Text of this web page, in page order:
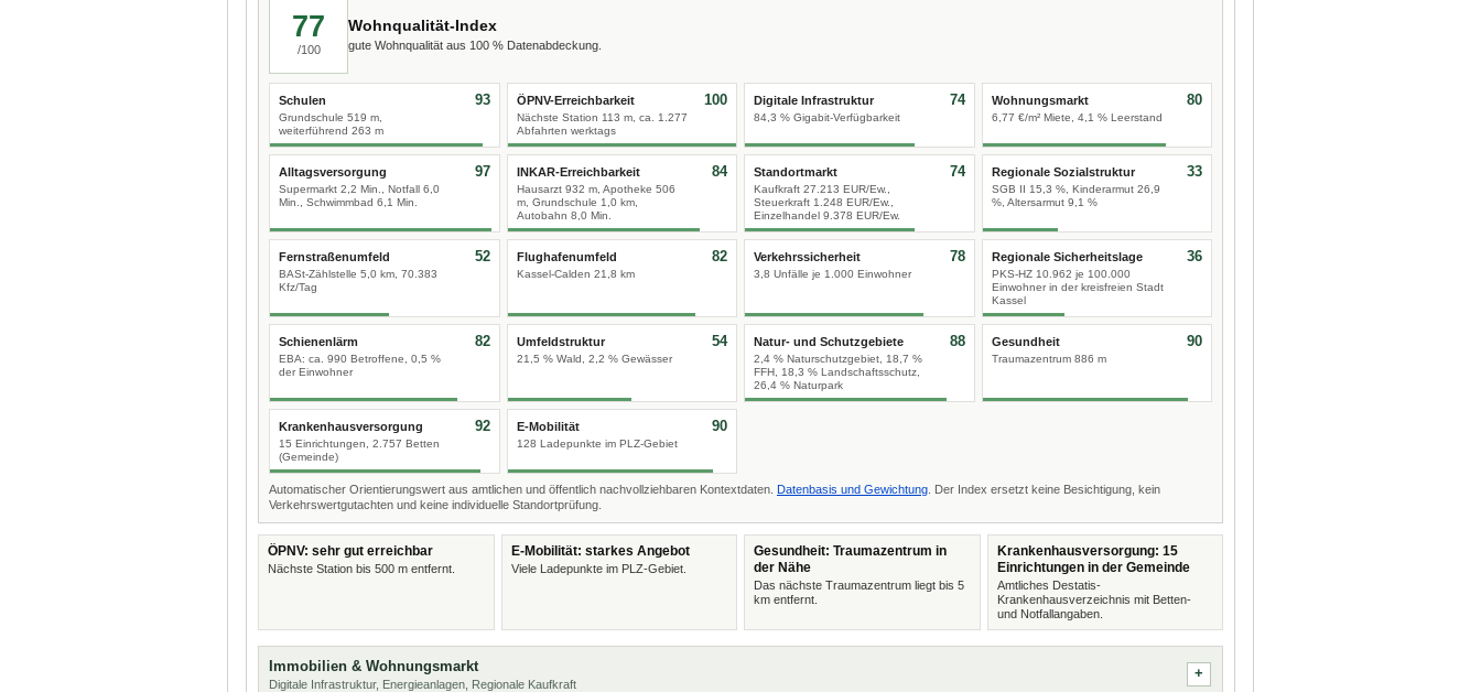
77
/100
Wohnqualität-Index
gute Wohnqualität aus 100 % Datenabdeckung.
Schulen
Grundschule 519 m,
weiterführend 263 m
93 ÖPNV-Erreichbarkeit
Nächste Station 113 m, ca. 1.277
Abfahrten werktags
100 Digitale Infrastruktur
84,3 % Gigabit-Verfügbarkeit
74 Wohnungsmarkt
6,77 €/m² Miete, 4,1 % Leerstand
80
Alltagsversorgung
Supermarkt 2,2 Min., Notfall 6,0
Min., Schwimmbad 6,1 Min.
97 INKAR-Erreichbarkeit
Hausarzt 932 m, Apotheke 506
m, Grundschule 1,0 km,
Autobahn 8,0 Min.
84 Standortmarkt
Kaufkraft 27.213 EUR/Ew.,
Steuerkraft 1.248 EUR/Ew.,
Einzelhandel 9.378 EUR/Ew.
74 Regionale Sozialstruktur
SGB II 15,3 %, Kinderarmut 26,9
%, Altersarmut 9,1 %
33
Fernstraßenumfeld
BASt-Zählstelle 5,0 km, 70.383
Kfz/Tag
52 Flughafenumfeld
Kassel-Calden 21,8 km
82 Verkehrssicherheit
3,8 Unfälle je 1.000 Einwohner
78 Regionale Sicherheitslage
PKS-HZ 10.962 je 100.000
Einwohner in der kreisfreien Stadt
Kassel
36
Schienenlärm
EBA: ca. 990 Betroffene, 0,5 %
der Einwohner
82 Umfeldstruktur
21,5 % Wald, 2,2 % Gewässer
54 Natur- und Schutzgebiete
2,4 % Naturschutzgebiet, 18,7 %
FFH, 18,3 % Landschaftsschutz,
26,4 % Naturpark
88 Gesundheit
Traumazentrum 886 m
90
Krankenhausversorgung
15 Einrichtungen, 2.757 Betten
(Gemeinde)
92 E-Mobilität
128 Ladepunkte im PLZ-Gebiet
90
Automatischer Orientierungswert aus amtlichen und öffentlich nachvollziehbaren Kontextdaten. Datenbasis und Gewichtung . Der Index ersetzt keine Besichtigung, kein
Verkehrswertgutachten und keine individuelle Standortprüfung.
ÖPNV: sehr gut erreichbar
Nächste Station bis 500 m entfernt.
E-Mobilität: starkes Angebot
Viele Ladepunkte im PLZ-Gebiet.
Gesundheit: Traumazentrum in
der Nähe
Das nächste Traumazentrum liegt bis 5
km entfernt.
Krankenhausversorgung: 15
Einrichtungen in der Gemeinde
Amtliches Destatis-
Krankenhausverzeichnis mit Betten-
und Notfallangaben.
Immobilien & Wohnungsmarkt
Digitale Infrastruktur, Energieanlagen, Regionale Kaufkraft